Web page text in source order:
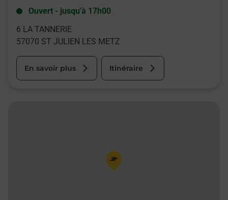
Ouvert - jusqu'à 17h00
6 LA TANNERIE
57070 ST JULIEN LES METZ
En savoir plus Itinéraire
Pin de la carte